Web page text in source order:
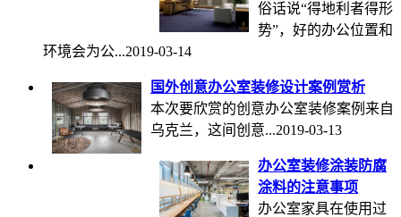
俗话说“得地利者得形
势”，好的办公位置和
环境会为公...2019-03-14
国外创意办公室装修设计案例赏析
本次要欣赏的创意办公室装修案例来自
乌克兰，这间创意...2019-03-13
办公室装修涂装防腐
涂料的注意事项
办公室家具在使用过